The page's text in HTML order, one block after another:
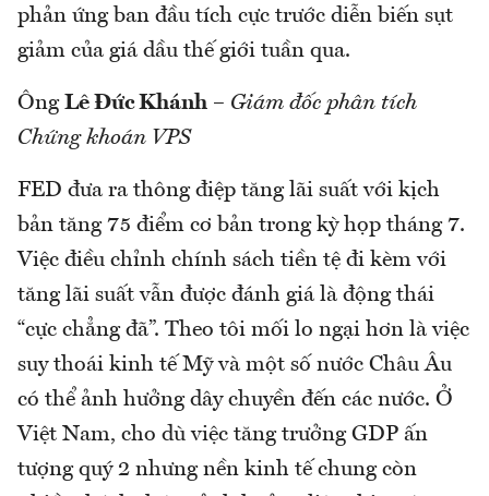
phản ứng ban đầu tích cực trước diễn biến sụt
giảm của giá dầu thế giới tuần qua.
Ông Lê Đức Khánh – Giám đốc phân tích
Chứng khoán VPS
FED đưa ra thông điệp tăng lãi suất với kịch
bản tăng 75 điểm cơ bản trong kỳ họp tháng 7.
Việc điều chỉnh chính sách tiền tệ đi kèm với
tăng lãi suất vẫn được đánh giá là động thái
“cực chẳng đã”. Theo tôi mối lo ngại hơn là việc
suy thoái kinh tế Mỹ và một số nước Châu Âu
có thể ảnh hưởng dây chuyền đến các nước. Ở
Việt Nam, cho dù việc tăng trưởng GDP ấn
tượng quý 2 nhưng nền kinh tế chung còn